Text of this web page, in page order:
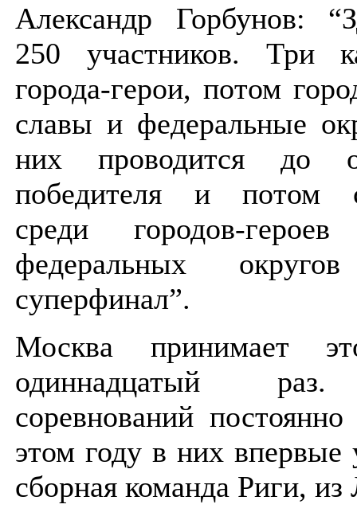
Александр Горбунов:
250 участников. Три
города-герои, потом
славы и федеральные
них проводится до
победителя и потом
среди городов-
федеральных
суперфинал”.
Москва принимает
одиннадцатый
соревнований
этом году в них впервые
сборная команда Риги,